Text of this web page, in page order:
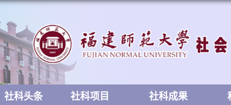
社科头条 社科项目 社科成果